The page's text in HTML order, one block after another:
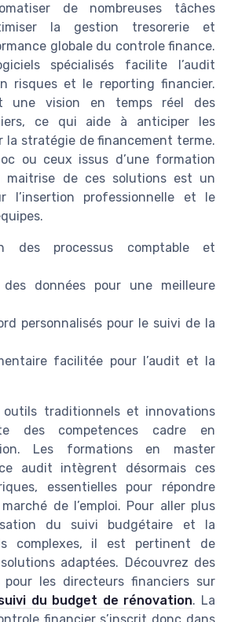
de nombreuses tâches
la gestion tresorerie et
globale du controle finance.
spécialisés facilite l’audit
risques et le reporting financier.
une vision en temps réel des
ce qui aide à anticiper les
la stratégie de financement terme.
ou ceux issus d’une formation
maitrise de ces solutions est un
l’insertion professionnelle et le
des processus comptable et
des données pour une meilleure
personnalisés pour le suivi de la
facilitée pour l’audit et la
outils traditionnels et innovations
des competences cadre en
Les formations en master
audit intègrent désormais ces
essentielles pour répondre
de l’emploi. Pour aller plus
du suivi budgétaire et la
complexes, il est pertinent de
adaptées. Découvrez des
pour les directeurs financiers sur
du budget de rénovation. La